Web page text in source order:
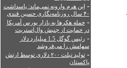
-این هرم وارونه نمی‌ماند: پاسداشت
۴۰ سال روزنامه‌نگاری حسین قندی
-حمله هکرها به بازار بورس آمریکا
در حمایت از جنبش وال‌استریت
-
رئیس گوگل 1.5 میلیارد دلار
سهامش را می‌فروشد
-
تولید تبلت ۲۰۰ دلاری توسط ارتش
پاکستان